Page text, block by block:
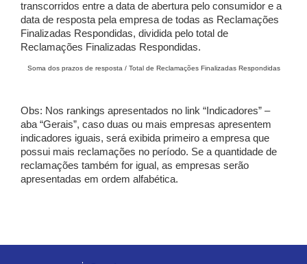
transcorridos entre a data de abertura pelo consumidor e a
data de resposta pela empresa de todas as Reclamações
Finalizadas Respondidas, dividida pelo total de
Reclamações Finalizadas Respondidas.
Soma dos prazos de resposta / Total de Reclamações Finalizadas Respondidas
Obs: Nos rankings apresentados no link “Indicadores” –
aba “Gerais”, caso duas ou mais empresas apresentem
indicadores iguais, será exibida primeiro a empresa que
possui mais reclamações no período. Se a quantidade de
reclamações também for igual, as empresas serão
apresentadas em ordem alfabética.